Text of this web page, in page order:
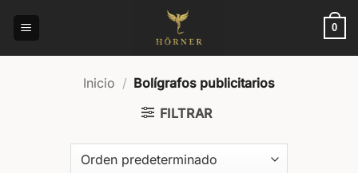
0
Inicio / Bolígrafos publicitarios
FILTRAR